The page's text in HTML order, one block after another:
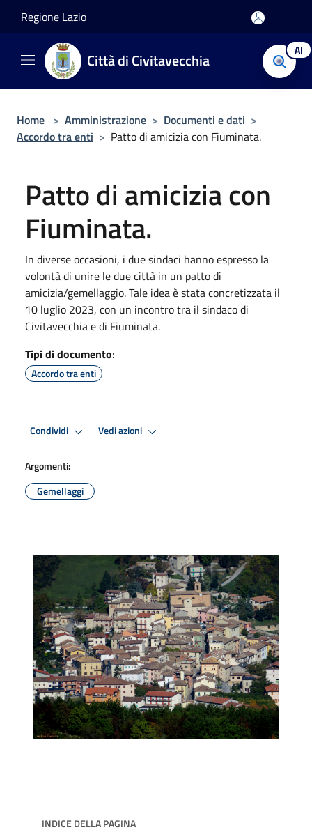
Regione Lazio
Città di Civitavecchia AI
Home > Amministrazione > Documenti e dati >
Accordo tra enti > Patto di amicizia con Fiuminata.
Patto di amicizia con
Fiuminata.
In diverse occasioni, i due sindaci hanno espresso la
volontà di unire le due città in un patto di
amicizia/gemellaggio. Tale idea è stata concretizzata il
10 luglio 2023, con un incontro tra il sindaco di
Civitavecchia e di Fiuminata.
Tipi di documento:
Accordo tra enti
Condividi Vedi azioni
Argomenti:
Gemellaggi
INDICE DELLA PAGINA